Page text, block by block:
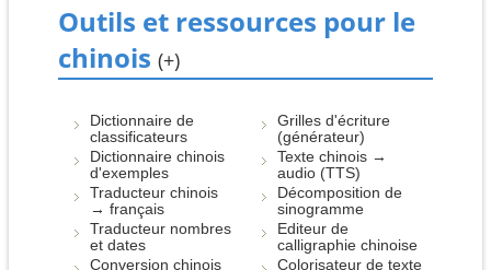
Outils et ressources pour le
chinois (+)
Dictionnaire de
classificateurs
Dictionnaire chinois
d'exemples
Traducteur chinois
→ français
Traducteur nombres
et dates
Conversion chinois
Grilles d'écriture
(générateur)
Texte chinois →
audio (TTS)
Décomposition de
sinogramme
Editeur de
calligraphie chinoise
Colorisateur de texte